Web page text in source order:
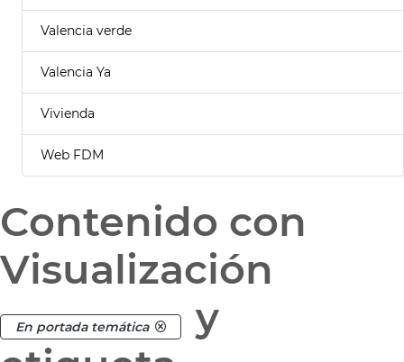
Valencia verde
Valencia Ya
Vivienda
Web FDM
Contenido con
Visualización
En portada temática
y